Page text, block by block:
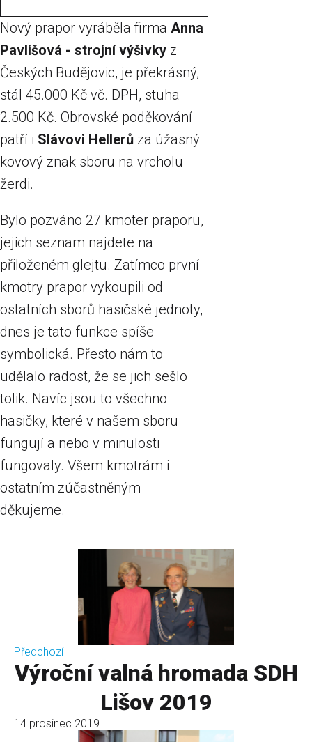
Nový prapor vyráběla firma Anna
Pavlišová - strojní výšivky z
Českých Budějovic, je překrásný,
stál 45.000 Kč vč. DPH, stuha
2.500 Kč. Obrovské poděkování
patří i Slávovi Hellerů za úžasný
kovový znak sboru na vrcholu
žerdi.
Bylo pozváno 27 kmoter praporu,
jejich seznam najdete na
přiloženém glejtu. Zatímco první
kmotry prapor vykoupili od
ostatních sborů hasičské jednoty,
dnes je tato funkce spíše
symbolická. Přesto nám to
udělalo radost, že se jich sešlo
tolik. Navíc jsou to všechno
hasičky, které v našem sboru
fungují a nebo v minulosti
fungovaly. Všem kmotrám i
ostatním zúčastněným
děkujeme.
Předchozí
Výroční valná hromada SDH
Lišov 2019
14 prosinec 2019